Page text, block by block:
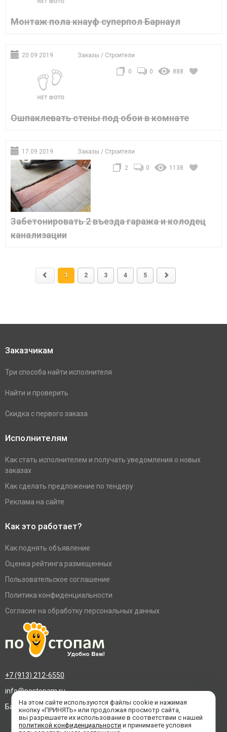
Монтаж пола кнауф суперпол Барнаул
20.09.2019 Заказы / Строители
888
0
0
Ошпаклевать стены под обои в комнате
17.09.2019 Заказы / Строители
1138
0
2
Забетонировать 2 въезда гаража и колодец
канализации
1 2 3 4 5
Заказчикам
Три способа найти исполнителя
Найти и проверить
Скидка с первого заказа
Исполнителям
Как стать исполнителем и получать уведомления о новых
заказах
Как сделать предложение по тендеру
Реклама на сайте
Как это работает?
Как поднять объявление
Оценка рейтинга размещенных
Пользовательское соглашение
Политика конфиденциальности
Согласие на обработку персональных данных
+7 (913) 212-6550
info@postopam.ru
Барнаул, пр. Социалистический 109, оф.455
На этом сайте используются файлы cookie и нажимая
кнопку «ПРИНЯТЬ» или продолжая просмотр сайта,
вы разрешаете их использование в соответствии с нашей
политикой конфиденциальности и принимаете условия